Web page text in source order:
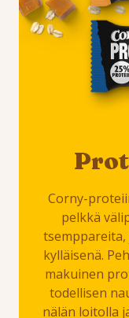
Corny-
pelkkä
kylläisenä.
makuinen
todellisen
nälän loitolla